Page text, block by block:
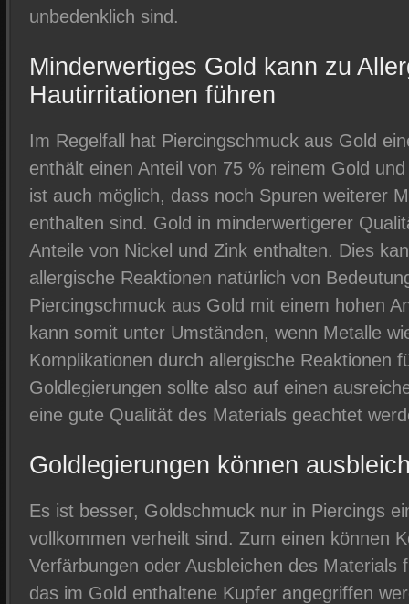
unbedenklich sind.
Minderwertiges Gold kann zu
Hautirritationen führen
Im Regelfall hat Piercingschmuck aus Gold
enthält einen Anteil von 75 % reinem Gold
ist auch möglich, dass noch Spuren weiterer
enthalten sind. Gold in minderwertigerer
Anteile von Nickel und Zink enthalten. Dies
allergische Reaktionen natürlich von
Piercingschmuck aus Gold mit einem hohen
kann somit unter Umständen, wenn Metalle
Komplikationen durch allergische Reaktionen
Goldlegierungen sollte also auf einen
eine gute Qualität des Materials geachtet
Goldlegierungen können
Es ist besser, Goldschmuck nur in Piercings
vollkommen verheilt sind. Zum einen können
Verfärbungen oder Ausbleichen des Materials
das im Gold enthaltene Kupfer angegriffen